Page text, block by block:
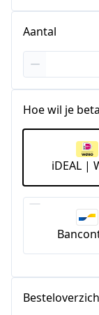
Aantal
Hoe wil je
iDEAL |